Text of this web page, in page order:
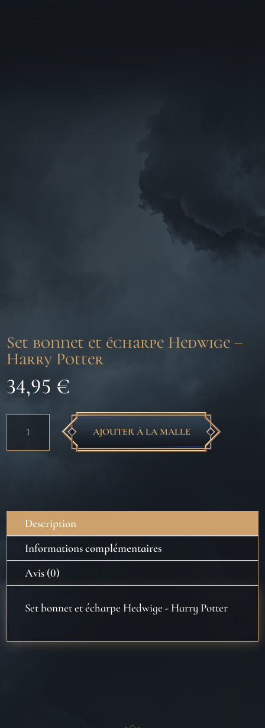
Set bonnet et écharpe Hedwige –
Harry Potter
34,95 €
Set
Hedwige
Harry
Potter
AJOUTER À LA MALLE
Description
Informations complémentaires
Avis (0)
Set bonnet et écharpe Hedwige - Harry Potter